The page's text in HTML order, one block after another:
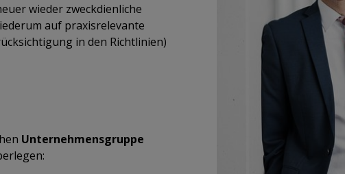
wieder zweckdienliche
auf praxisrelevante
in den Richtlinien)
Unternehmensgruppe